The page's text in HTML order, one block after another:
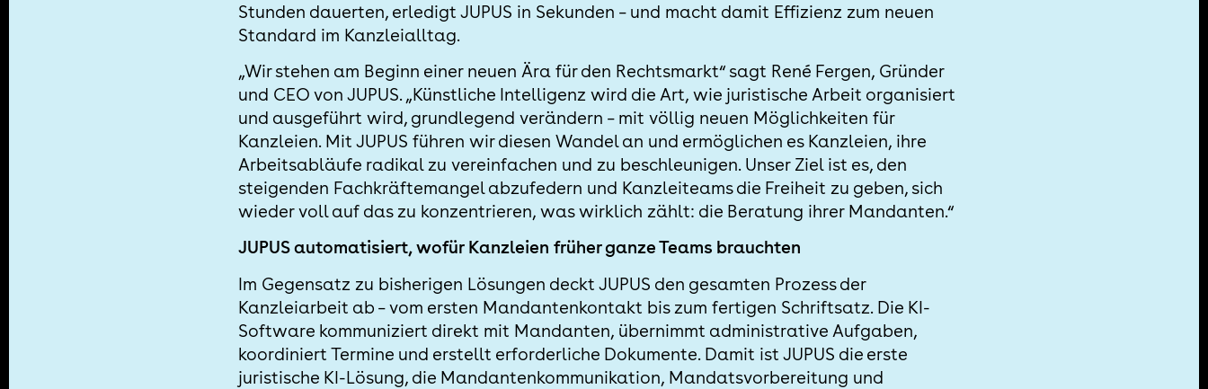
Stunden dauerten, erledigt JUPUS in Sekunden – und macht damit Effizienz zum neuen
Standard im Kanzleialltag.
„Wir stehen am Beginn einer neuen Ära für den Rechtsmarkt“ sagt René Fergen, Gründer
und CEO von JUPUS. „Künstliche Intelligenz wird die Art, wie juristische Arbeit organisiert
und ausgeführt wird, grundlegend verändern – mit völlig neuen Möglichkeiten für
Kanzleien. Mit JUPUS führen wir diesen Wandel an und ermöglichen es Kanzleien, ihre
Arbeitsabläufe radikal zu vereinfachen und zu beschleunigen. Unser Ziel ist es, den
steigenden Fachkräftemangel abzufedern und Kanzleiteams die Freiheit zu geben, sich
wieder voll auf das zu konzentrieren, was wirklich zählt: die Beratung ihrer Mandanten.“
JUPUS automatisiert, wofür Kanzleien früher ganze Teams brauchten
Im Gegensatz zu bisherigen Lösungen deckt JUPUS den gesamten Prozess der
Kanzleiarbeit ab – vom ersten Mandantenkontakt bis zum fertigen Schriftsatz. Die KI-
Software kommuniziert direkt mit Mandanten, übernimmt administrative Aufgaben,
koordiniert Termine und erstellt erforderliche Dokumente. Damit ist JUPUS die erste
juristische KI-Lösung, die Mandantenkommunikation, Mandatsvorbereitung und